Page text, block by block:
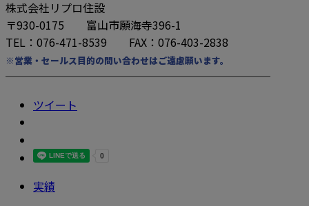
株式会社リプロ住設
〒930-0175 富山市願海寺396-1
TEL：076-471-8539 FAX：076-403-2838
※営業・セールス目的の問い合わせはご遠慮願います。
────────────────────────
ツイート
実績